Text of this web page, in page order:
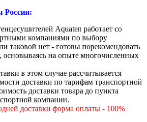
России:
Aquaten работает со
компаниями по выбору
таковой нет - готовы порекомендовать
на опыте многочисленных
в этом случае рассчитывается
доставки по тарифам транспортной
доставки товара до пункта
компании.
доставки форма оплаты - 100%